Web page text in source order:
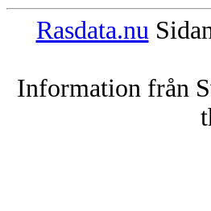
Rasdata.nu
Information från